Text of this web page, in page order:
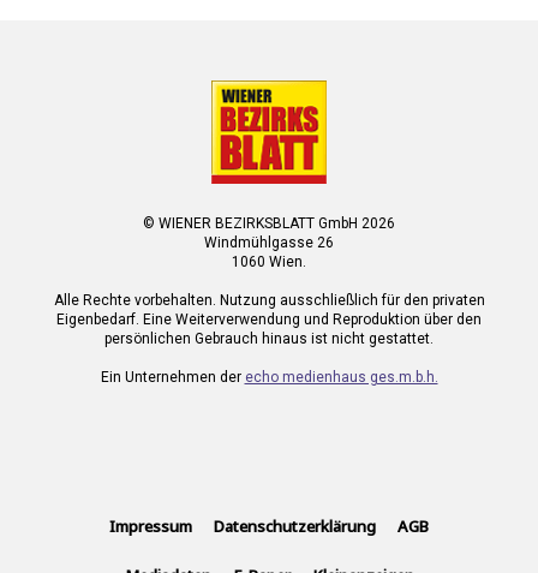
© WIENER BEZIRKSBLATT GmbH 2026
Windmühlgasse 26
1060 Wien.
Alle Rechte vorbehalten. Nutzung ausschließlich für den privaten
Eigenbedarf. Eine Weiterverwendung und Reproduktion über den
persönlichen Gebrauch hinaus ist nicht gestattet.
Ein Unternehmen der echo medienhaus ges.m.b.h.
Impressum Datenschutzerklärung AGB